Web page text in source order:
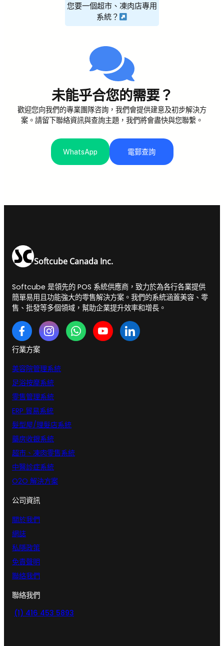
您要一個超市、凍肉店專用
系統？
未能乎合您的需要？
歡迎您向我們的專業團隊咨詢，我們會提供建意及初步解決方
案。請留下聯絡資訊與查詢主題，我們將會盡快與您聯繫。
WhatsApp 電郵查詢
Softcube Canada Inc.
Softcube 是領先的 POS 系統供應商，致力於為各行各業提供
簡單易用且功能強大的零售解決方案。我們的系統涵蓋美容、零
售、批發等多個領域，幫助企業提升效率和增長。
行業方案
美容院管理系統
足浴按摩系統
零售管理系統
ERP 貿易系統
髮型屋/理髮店系統
藥房收銀系統
超市、凍肉零售系統
中醫診症系統
O2O 解決方案
公司資訊
關於我們
網誌
私隱政策
免責聲明
聯絡我們
聯絡我們
(1) 416 453 5893